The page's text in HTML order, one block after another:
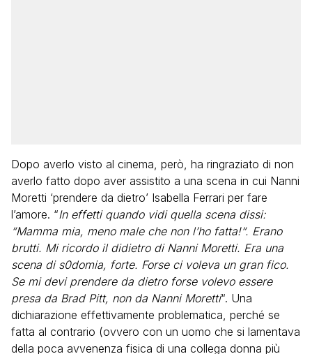
Dopo averlo visto al cinema, però, ha ringraziato di non
averlo fatto dopo aver assistito a una scena in cui Nanni
Moretti ‘prendere da dietro’ Isabella Ferrari per fare
l’amore. “In effetti quando vidi quella scena dissi:
“Mamma mia, meno male che non l’ho fatta!“. Erano
brutti. Mi ricordo il didietro di Nanni Moretti. Era una
scena di s0domia, forte. Forse ci voleva un gran fico.
Se mi devi prendere da dietro forse volevo essere
presa da Brad Pitt, non da Nanni Moretti“. Una
dichiarazione effettivamente problematica, perché se
fatta al contrario (ovvero con un uomo che si lamentava
della poca avvenenza fisica di una collega donna più